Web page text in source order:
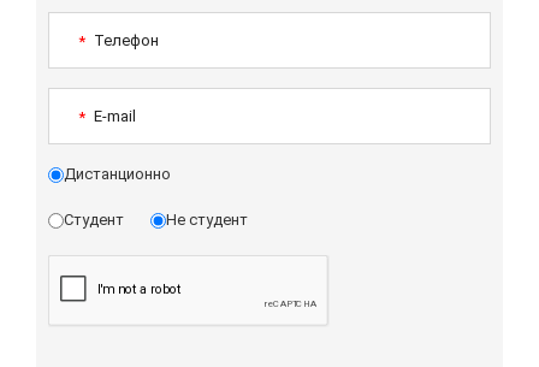
* Телефон
* E-mail
Дистанционно
Студент Не студент